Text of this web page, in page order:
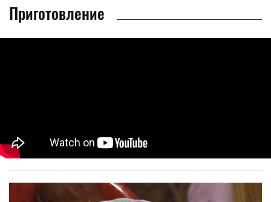
Приготовление